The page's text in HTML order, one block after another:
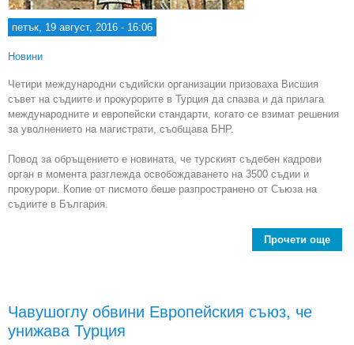
петък, 19 август, 2016 - 16:06
Новини
Четири международни съдийски организации призоваха Висшия
съвет на съдиите и прокурорите в Турция да спазва и да прилага
международните и европейски стандарти, когато се взимат решения
за уволнението на магистрати, съобщава БНР.
Повод за обръщението е новината, че турският съдебен кадрови
орган в момента разглежда освобождаването на 3500 съдии и
прокурори. Копие от писмото беше разпространено от Съюза на
съдиите в България.
Прочети още
Чавушоглу обвини Европейския съюз, че
унижава Турция